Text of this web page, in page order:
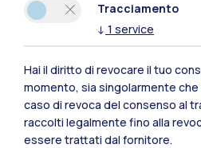
Residenze
Tracciamento
↓ 1 service
Hai il diritto di revocare il tuo
momento, sia singolarmente che
caso di revoca del consenso al
raccolti legalmente fino alla
essere trattati dal fornitore.